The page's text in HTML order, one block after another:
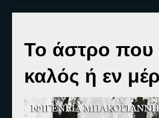
Το άστρο που
καλός ή εν